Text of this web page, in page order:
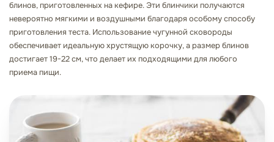
блинов, приготовленных на кефире. Эти блинчики получаются
невероятно мягкими и воздушными благодаря особому способу
приготовления теста. Использование чугунной сковороды
обеспечивает идеальную хрустящую корочку, а размер блинов
достигает 19-22 см, что делает их подходящими для любого
приема пищи.